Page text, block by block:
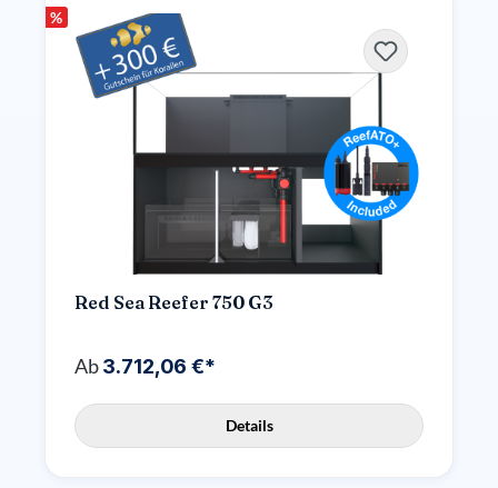
%
Red Sea Reefer 750 G3
Ab3.712,06 €*
Details